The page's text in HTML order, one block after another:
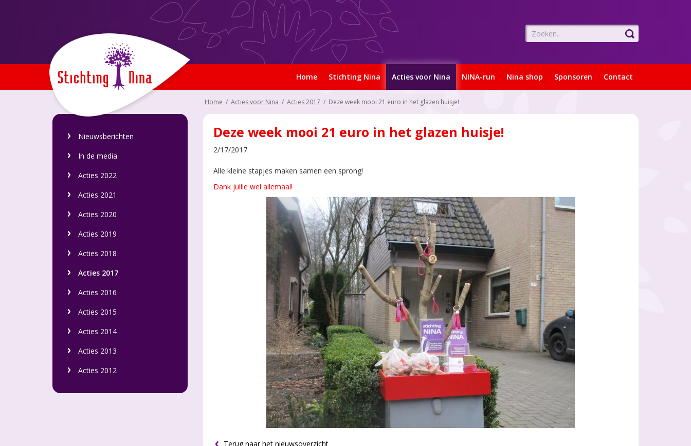
Home Stichting Nina Acties voor Nina NINA-run Nina shop Sponsoren Contact
Home / Acties voor Nina / Acties 2017 / Deze week mooi 21 euro in het glazen huisje!
Nieuwsberichten
In de media
Acties 2022
Acties 2021
Acties 2020
Acties 2019
Acties 2018
Acties 2017
Acties 2016
Acties 2015
Acties 2014
Acties 2013
Acties 2012
Deze week mooi 21 euro in het glazen huisje!
2/17/2017
Alle kleine stapjes maken samen een sprong!
Dank jullie wel allemaal!
Terug naar het nieuwsoverzicht